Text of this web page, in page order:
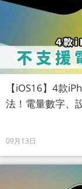
【iOS16】4款
法！電量數字、
09月13日